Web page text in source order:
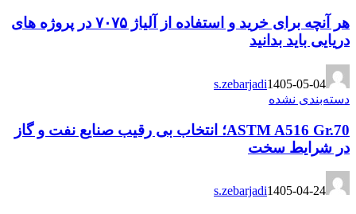
هر آنچه برای خرید و استفاده از آلیاژ ۷۰۷۵ در پروژه های
دریایی باید بدانید
s.zebarjadi1405-05-04
دسته‌بندی نشده
ASTM A516 Gr.70؛ انتخاب بی رقیب صنایع نفت و گاز
در شرایط سخت
s.zebarjadi1405-04-24